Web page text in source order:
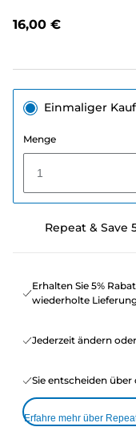
16,00 €
Einmaliger Kauf
Menge
1
Repeat & Save
Erhalten Sie 5%
wiederholte
Jederzeit ändern
Sie entscheiden
Erfahre mehr über